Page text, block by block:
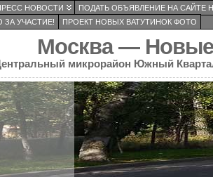
НОВОСТИ
ПОДАТЬ ОБЪЯВЛЕНИЕ НА САЙТЕ
ЗА УЧАСТИЕ!
ПРОЕКТ НОВЫХ ВАТУТИНОК ФОТО
Москва — Новые
микрорайон Южный